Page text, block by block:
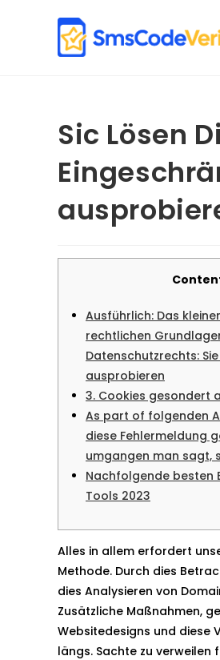
Sic Lösen
Ausführlich: Das
rechtlichen
Datenschutzrechts:
ausprobieren
3. Cookies gesondert
As part of folgenden
diese Fehlermeldung
umgangen man sagt,
Nachfolgende besten
Tools 2023
Alles in allem erfordert
Methode. Durch dies
dies Analysieren von
Zusätzliche Maßnahmen,
Websitedesigns und diese
längs. Sachte zu